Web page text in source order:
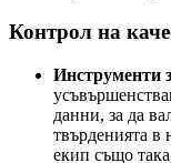
Контрол на
Инструменти
данни, за да
твърденията
екип също